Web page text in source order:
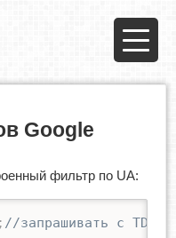
Google
фильтр по UA:
; //запрашивать с TDS